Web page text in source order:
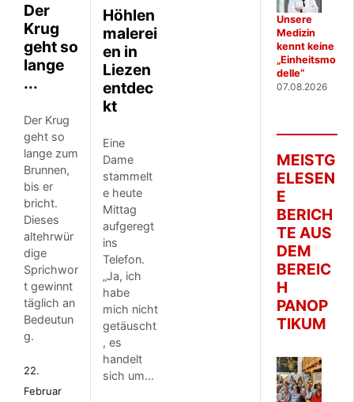
Der
Krug
geht so
lange
...
Der Krug
geht so
lange zum
Brunnen,
bis er
bricht.
Dieses
altehrwür
dige
Sprichwor
t gewinnt
täglich an
Bedeutun
g.
22.
Februar
Höhlen
malerei
en in
Liezen
entdec
kt
Eine
Dame
stammelt
e heute
Mittag
aufgeregt
ins
Telefon.
„Ja, ich
habe
mich nicht
getäuscht
, es
handelt
sich um…
Unsere
Medizin
kennt keine
„Einheitsmo
delle“
07.08.2026
MEISTG
ELESEN
E
BERICH
TE AUS
DEM
BEREIC
H
PANOP
TIKUM